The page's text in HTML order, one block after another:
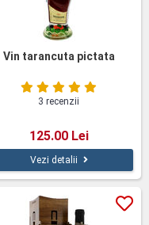
Vin tarancuta pictata
3 recenzii
125.00 Lei
Vezi detalii